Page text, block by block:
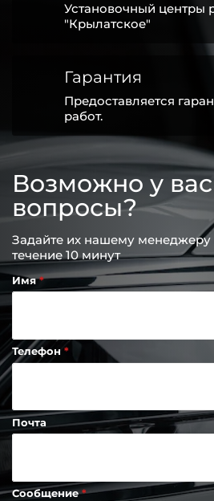
Установочный центры
"Крылатское"
Гарантия
Предоставляется
работ.
Возможно у
вопросы?
Задайте их нашему менеджеру
течение 10 минут
Имя
Телефон
Почта
Сообщение